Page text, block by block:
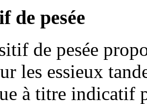
de pesée
de pesée
les essieux
à titre indicatif